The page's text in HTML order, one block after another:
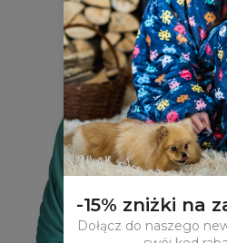
-15% zniżki na
Dołącz do naszego